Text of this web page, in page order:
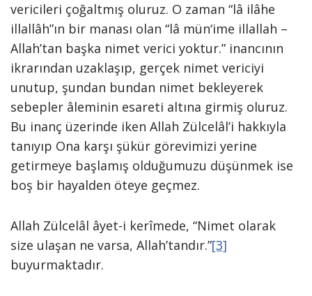
vericileri çoğaltmış oluruz. O zaman “lâ ilâhe
illallâh”ın bir manası olan “lâ mün‘ime illallah –
Allah’tan başka nimet verici yoktur.” inancının
ikrarından uzaklaşıp, gerçek nimet vericiyi
unutup, şundan bundan nimet bekleyerek
sebepler âleminin esareti altına girmiş oluruz.
Bu inanç üzerinde iken Allah Zülcelâl’i hakkıyla
tanıyıp Ona karşı şükür görevimizi yerine
getirmeye başlamış olduğumuzu düşünmek ise
boş bir hayalden öteye geçmez.
Allah Zülcelâl âyet-i kerîmede, “Nimet olarak
size ulaşan ne varsa, Allah’tandır.”[3]
buyurmaktadır.